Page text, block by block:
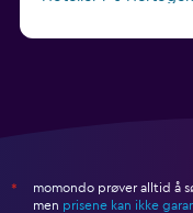
*
momondo prøver alltid å
men prisene kan ikke